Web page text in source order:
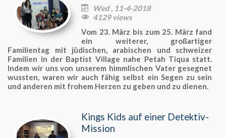
 Wed , 11-4-2018
 4129 views
Vom 23. März bis zum 25. März fand
ein weiterer, großartiger
Familientag mit jüdischen, arabischen und schweizer
Familien in der Baptist Village nahe Petah Tiqua statt.
Indem wir uns von unserem himmlischen Vater gesegnet
wussten, waren wir auch fähig selbst ein Segen zu sein
und anderen mit frohem Herzen zu geben und zu dienen.
Kings Kids auf einer Detektiv-
Mission